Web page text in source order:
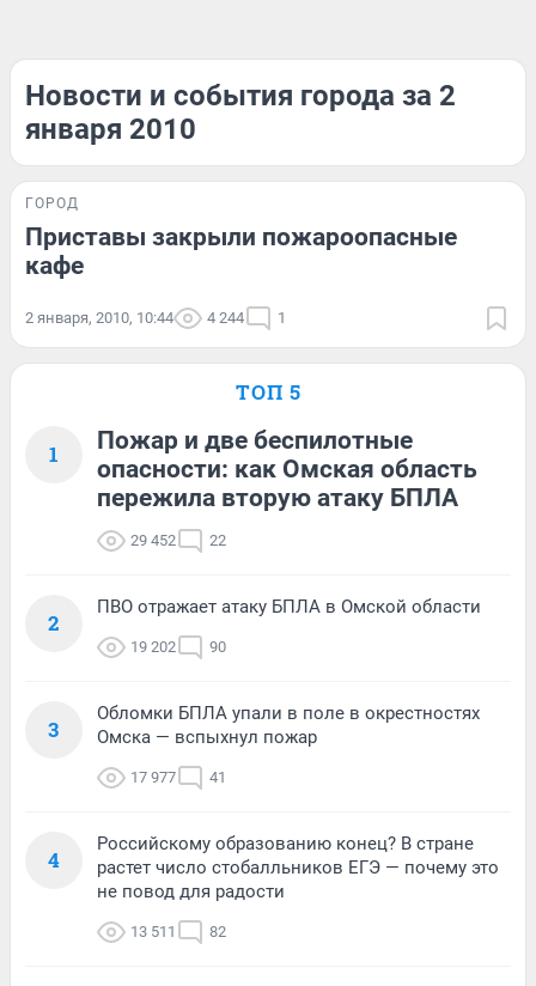
Новости и события города за 2
января 2010
ГОРОД
Приставы закрыли пожароопасные
кафе
2 января, 2010, 10:44 4 244 1
ТОП 5
1
Пожар и две беспилотные
опасности: как Омская область
пережила вторую атаку БПЛА
29 452 22
2
ПВО отражает атаку БПЛА в Омской области
19 202 90
3
Обломки БПЛА упали в поле в окрестностях
Омска — вспыхнул пожар
17 977 41
4
Российскому образованию конец? В стране
растет число стобалльников ЕГЭ — почему это
не повод для радости
13 511 82